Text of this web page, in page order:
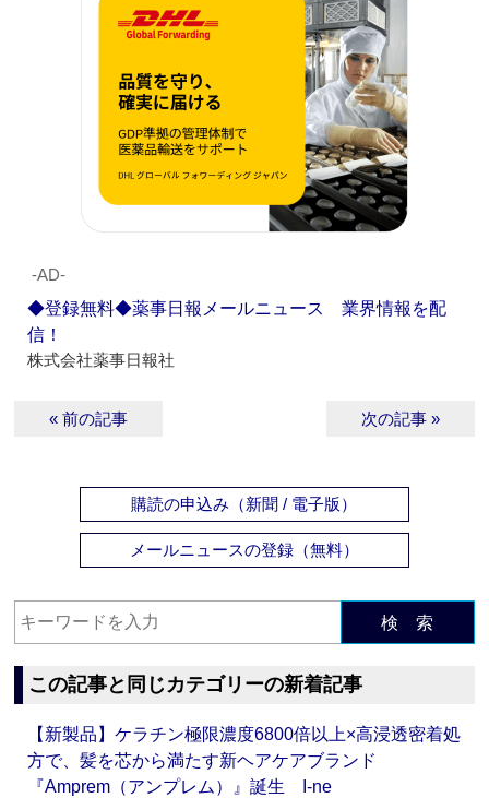
‐AD‐
◆登録無料◆薬事日報メールニュース 業界情報を配
信！
株式会社薬事日報社
« 前の記事 次の記事 »
購読の申込み（新聞 / 電子版）
メールニュースの登録（無料）
検 索
この記事と同じカテゴリーの新着記事
【新製品】ケラチン極限濃度6800倍以上×高浸透密着処
方で、髪を芯から満たす新ヘアケアブランド
『Amprem（アンプレム）』誕生 I-ne